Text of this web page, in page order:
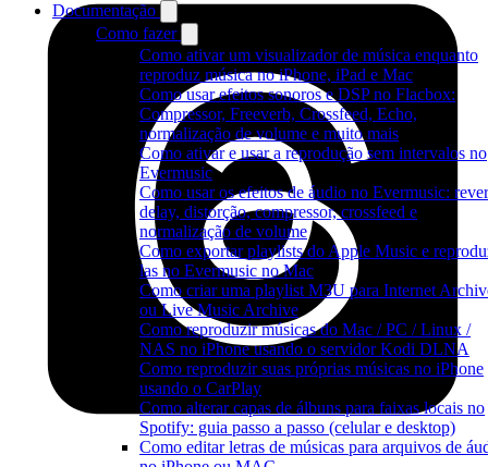
Documentação
Como fazer
Como ativar um visualizador de música enquanto
reproduz música no iPhone, iPad e Mac
Como usar efeitos sonoros e DSP no Flacbox:
Compressor, Freeverb, Crossfeed, Echo,
normalização de volume e muito mais
Como ativar e usar a reprodução sem intervalos no
Evermusic
Como usar os efeitos de áudio no Evermusic:
delay, distorção, compressor, crossfeed e
normalização de volume
Como exportar playlists do Apple Music e
las no Evermusic no Mac
Como criar uma playlist M3U para Internet
ou Live Music Archive
Como reproduzir músicas do Mac / PC / Linux /
NAS no iPhone usando o servidor Kodi DLNA
Como reproduzir suas próprias músicas no iPhone
usando o CarPlay
Como alterar capas de álbuns para faixas locais no
Spotify: guia passo a passo (celular e desktop)
Como editar letras de músicas para arquivos de